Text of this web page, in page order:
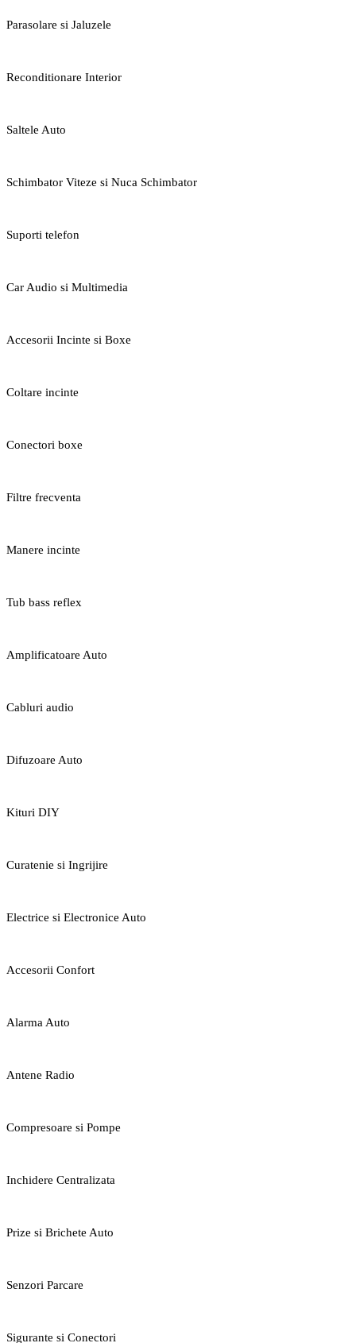
Parasolare si Jaluzele
Reconditionare Interior
Saltele Auto
Schimbator Viteze si Nuca Schimbator
Suporti telefon
Car Audio si Multimedia
Accesorii Incinte si Boxe
Coltare incinte
Conectori boxe
Filtre frecventa
Manere incinte
Tub bass reflex
Amplificatoare Auto
Cabluri audio
Difuzoare Auto
Kituri DIY
Curatenie si Ingrijire
Electrice si Electronice Auto
Accesorii Confort
Alarma Auto
Antene Radio
Compresoare si Pompe
Inchidere Centralizata
Prize si Brichete Auto
Senzori Parcare
Sigurante si Conectori